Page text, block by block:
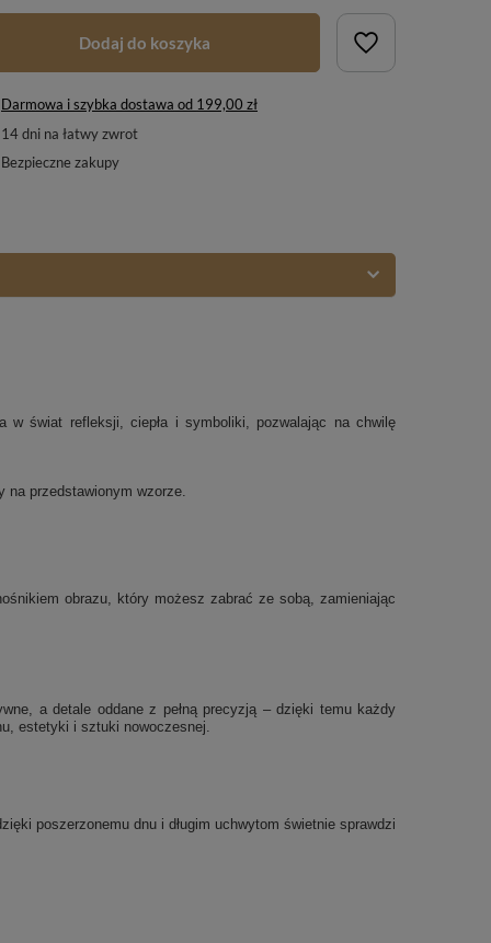
Dodaj do koszyka
Darmowa i szybka dostawa od 199,00 zł
14dni na łatwy zwrot
Bezpieczne zakupy
w świat refleksji, ciepła i symboliki, pozwalając na chwilę
przedstawionym wzorze.
obrazu, który możesz zabrać ze sobą, zamieniając
a detale oddane z pełną precyzją – dzięki temu każdy
estetyki i sztuki nowoczesnej.
poszerzonemu dnu i długim uchwytom świetnie sprawdzi